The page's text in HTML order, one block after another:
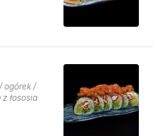
ogórek /
łososia